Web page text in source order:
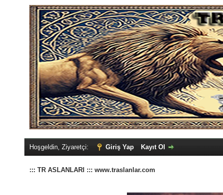
Hoşgeldin, Ziyaretçi: Giriş Yap Kayıt Ol
::: TR ASLANLARI ::: www.traslanlar.com